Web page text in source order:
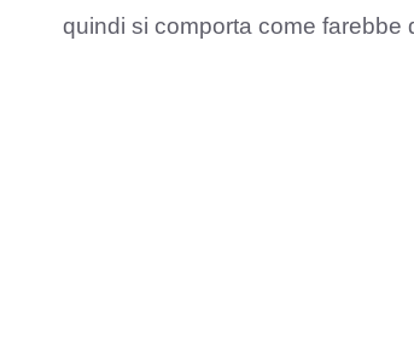
quindi si comporta come farebbe